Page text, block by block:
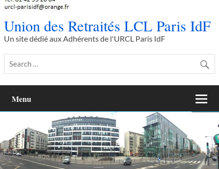
Union des Retraités LCL Paris IdF
Un site dédié aux Adhérents de l'URCL Paris IdF
Menu